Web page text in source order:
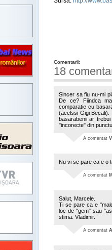
Comentarii:
18
Sincer sa fiu nu-mi
De ce? Fiindca
comparatie cu
(acelssi Gigi Becali).
basarabenii ar
"incorecte" din
A comentat
Nu vi se pare ca e o
A comentat
Salut, Marcele.
Ti se pare ca e
loc de "gem" sau
stima. Vladimir.
A comentat